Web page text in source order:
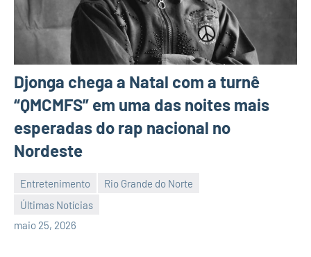
Djonga chega a Natal com a turnê
“QMCMFS” em uma das noites mais
esperadas do rap nacional no
Nordeste
Entretenimento
Rio Grande do Norte
Últimas Notícias
maio 25, 2026
Habyner
Lima
Nenhum
Comentário